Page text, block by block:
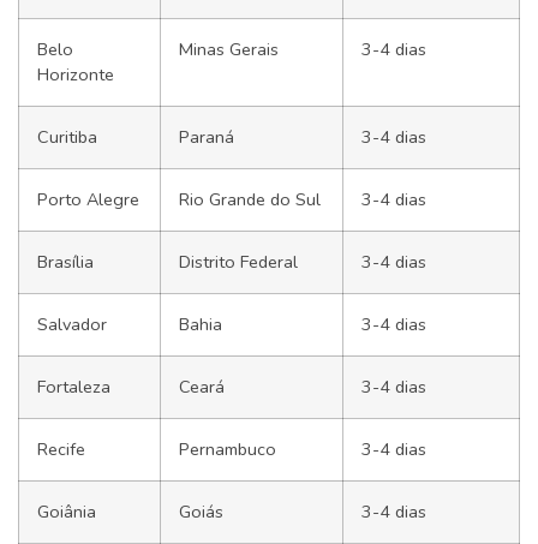
Belo
Horizonte
Minas Gerais 3-4 dias
Curitiba Paraná 3-4 dias
Porto Alegre Rio Grande do Sul 3-4 dias
Brasília Distrito Federal 3-4 dias
Salvador Bahia 3-4 dias
Fortaleza Ceará 3-4 dias
Recife Pernambuco 3-4 dias
Goiânia Goiás 3-4 dias